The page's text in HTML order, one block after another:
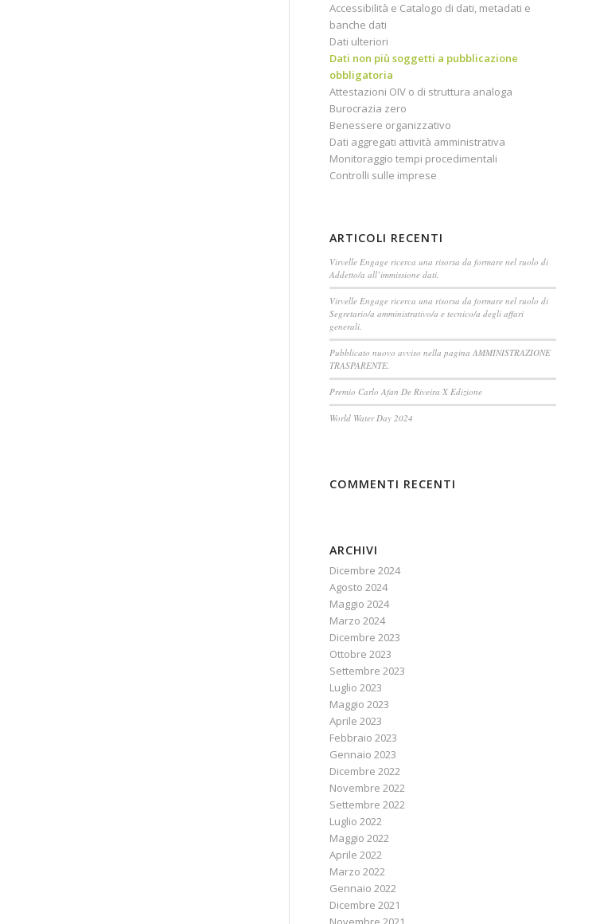
Accessibilità e Catalogo di dati, metadati e
banche dati
Dati ulteriori
Dati non più soggetti a pubblicazione
obbligatoria
Attestazioni OIV o di struttura analoga
Burocrazia zero
Benessere organizzativo
Dati aggregati attività amministrativa
Monitoraggio tempi procedimentali
Controlli sulle imprese
ARTICOLI RECENTI
Virvelle Engage ricerca una risorsa da formare nel ruolo di
Addetto/a all’immissione dati.
Virvelle Engage ricerca una risorsa da formare nel ruolo di
Segretario/a amministrativo/a e tecnico/a degli affari
generali.
Pubblicato nuovo avviso nella pagina AMMINISTRAZIONE
TRASPARENTE.
Premio Carlo Afan De Riveira X Edizione
World Water Day 2024
COMMENTI RECENTI
ARCHIVI
Dicembre 2024
Agosto 2024
Maggio 2024
Marzo 2024
Dicembre 2023
Ottobre 2023
Settembre 2023
Luglio 2023
Maggio 2023
Aprile 2023
Febbraio 2023
Gennaio 2023
Dicembre 2022
Novembre 2022
Settembre 2022
Luglio 2022
Maggio 2022
Aprile 2022
Marzo 2022
Gennaio 2022
Dicembre 2021